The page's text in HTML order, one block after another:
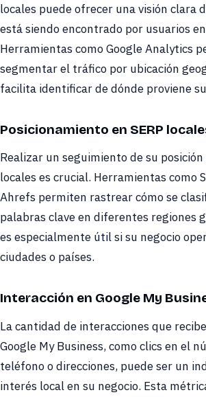
locales puede ofrecer una visión clara
está siendo encontrado por usuarios
Herramientas como Google Analytics
segmentar el tráfico por ubicación
facilita identificar de dónde proviene
Posicionamiento en SERP
Realizar un seguimiento de su posición
locales es crucial. Herramientas como
Ahrefs permiten rastrear cómo se
palabras clave en diferentes regiones
es especialmente útil si su negocio
ciudades o países.
Interacción en Google My
La cantidad de interacciones que
Google My Business, como clics en el
teléfono o direcciones, puede ser un
interés local en su negocio. Esta